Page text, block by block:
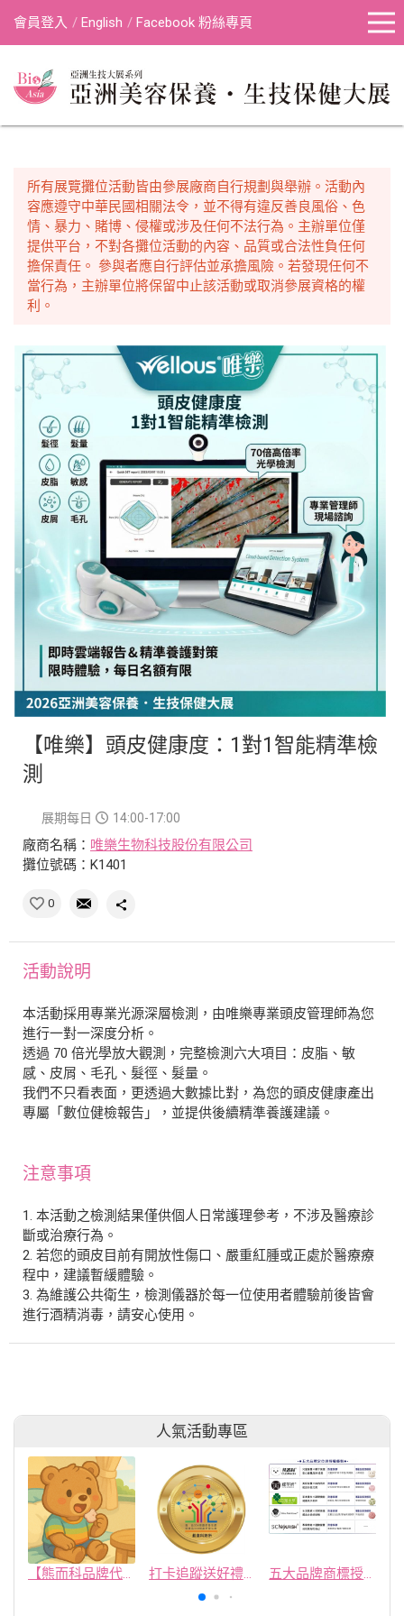
會員登入 English Facebook 粉絲專頁
所有展覽攤位活動皆由參展廠商自行規劃與舉辦。活動內
容應遵守中華民國相關法令，並不得有違反善良風俗、色
情、暴力、賭博、侵權或涉及任何不法行為。主辦單位僅
提供平台，不對各攤位活動的內容、品質或合法性負任何
擔保責任。 參與者應自行評估並承擔風險。若發現任何不
當行為，主辦單位將保留中止該活動或取消參展資格的權
利。
【唯樂】頭皮健康度：1對1智能精準檢
測
展期每日 14:00-17:00
廠商名稱： 唯樂生物科技股份有限公司
攤位號碼：K1401
0
活動說明
本活動採用專業光源深層檢測，由唯樂專業頭皮管理師為您
進行一對一深度分析。
透過 70 倍光學放大觀測，完整檢測六大項目：皮脂、敏
感、皮屑、毛孔、髮徑、髮量。
我們不只看表面，更透過大數據比對，為您的頭皮健康產出
專屬「數位健檢報告」，並提供後續精準養護建議。
注意事項
1. 本活動之檢測結果僅供個人日常護理參考，不涉及醫療診
斷或治療行為。
2. 若您的頭皮目前有開放性傷口、嚴重紅腫或正處於醫療療
程中，建議暫緩體驗。
3. 為維護公共衛生，檢測儀器於每一位使用者體驗前後皆會
進行酒精消毒，請安心使用。
人氣活動專區
【熊而科品牌代理招募，兒童戳戳樂活動】 打卡追蹤送好禮｜一起開箱新世代保健品牌！ 五大品牌商標授權代理啟動 ~從品牌授權到專屬造型商品，快速打造你的市場記憶點